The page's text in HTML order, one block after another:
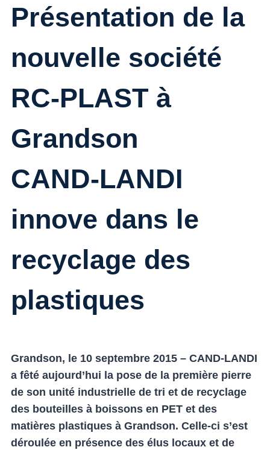
Présentation de la
nouvelle société
RC-PLAST à
Grandson
CAND-LANDI
innove dans le
recyclage des
plastiques
Grandson, le 10 septembre 2015 – CAND-LANDI
a fêté aujourd’hui la pose de la première pierre
de son unité industrielle de tri et de recyclage
des bouteilles à boissons en PET et des
matières plastiques à Grandson. Celle-ci s’est
déroulée en présence des élus locaux et de